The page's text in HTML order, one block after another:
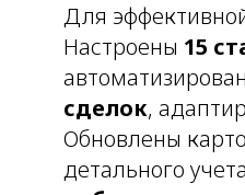
Для
Настроены 15
сделок,
Обновлены
детального